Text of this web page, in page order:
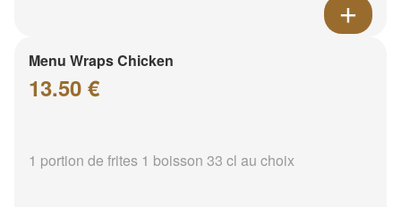
Menu Wraps Chicken
13.50 €
1 portion de frites 1 boisson 33 cl au choix